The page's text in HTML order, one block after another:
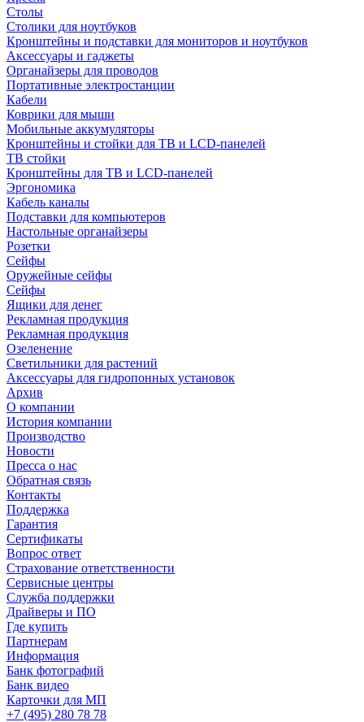
Столы
Столики для ноутбуков
Кронштейны и подставки для мониторов и ноутбуков
Аксессуары и гаджеты
Органайзеры для проводов
Портативные электростанции
Кабели
Коврики для мыши
Мобильные аккумуляторы
Кронштейны и стойки для ТВ и LCD-панелей
ТВ стойки
Кронштейны для ТВ и LCD-панелей
Эргономика
Кабель каналы
Подставки для компьютеров
Настольные органайзеры
Розетки
Сейфы
Оружейные сейфы
Сейфы
Ящики для денег
Рекламная продукция
Рекламная продукция
Озеленение
Светильники для растений
Аксессуары для гидропонных установок
Архив
О компании
История компании
Производство
Новости
Пресса о нас
Обратная связь
Контакты
Поддержка
Гарантия
Сертификаты
Вопрос ответ
Страхование ответственности
Сервисные центры
Служба поддержки
Драйверы и ПО
Где купить
Партнерам
Информация
Банк фотографий
Банк видео
Карточки для МП
+7 (495) 280 78 78